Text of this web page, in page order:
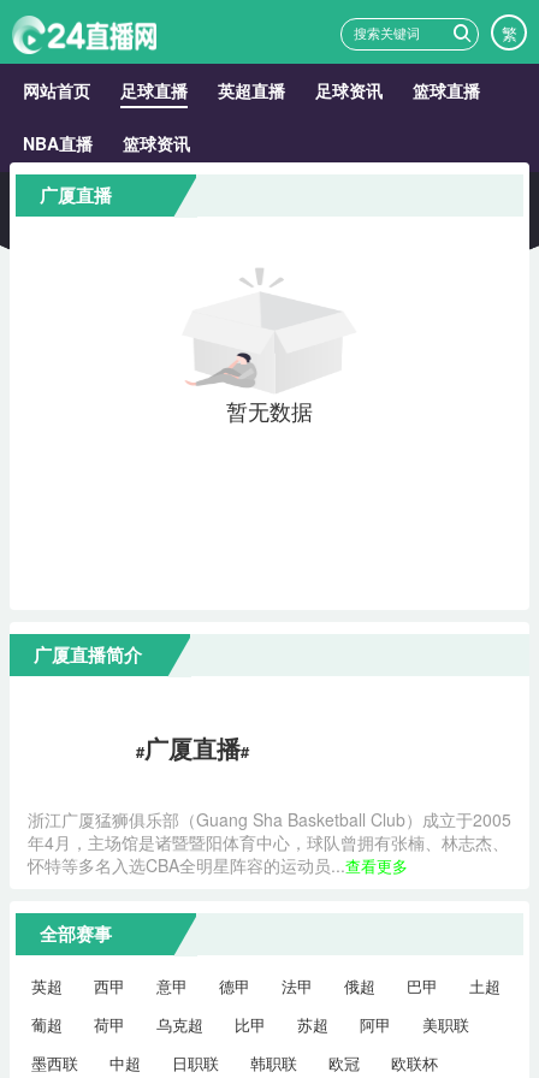
繁
网站首页 足球直播 英超直播 足球资讯 篮球直播
NBA直播 篮球资讯
广厦直播
暂无数据
广厦直播简介
#广厦直播#
浙江广厦猛狮俱乐部（Guang Sha Basketball Club）成立于2005
年4月，主场馆是诸暨暨阳体育中心，球队曾拥有张楠、林志杰、
怀特等多名入选CBA全明星阵容的运动员...查看更多
全部赛事
英超 西甲 意甲 德甲 法甲 俄超 巴甲
土超
葡超
荷甲 乌克超 比甲 苏超 阿甲
美职联
墨西联
中超 日职联 韩职联 欧冠 欧联杯